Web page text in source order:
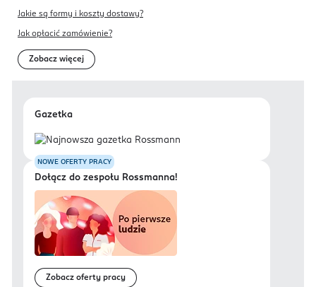
Jakie są formy i koszty dostawy?
Jak opłacić zamówienie?
Zobacz więcej
Gazetka
NOWE OFERTY PRACY
Dołącz do zespołu Rossmanna!
Zobacz oferty pracy